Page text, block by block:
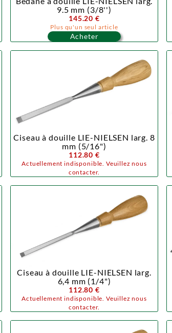
9.5 mm (3/8'')
145.20 €
Plus qu'un seul article
Acheter
Ciseau à douille LIE-NIELSEN larg. 8
mm (5/16")
112.80 €
Actuellement indisponible. Veuillez nous
contacter.
Ciseau à douille LIE-NIELSEN larg.
6,4 mm (1/4")
112.80 €
Actuellement indisponible. Veuillez nous
contacter.